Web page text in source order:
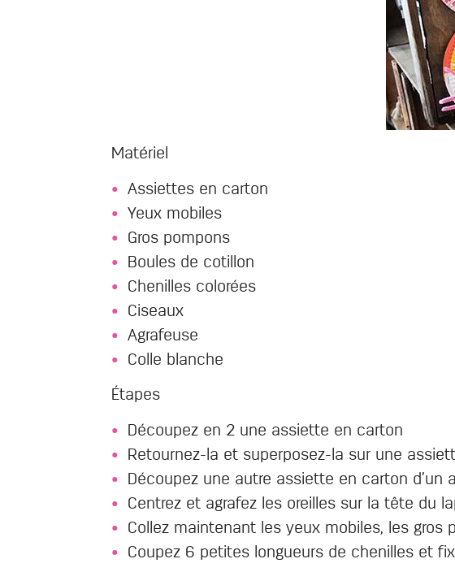
Matériel
Assiettes en carton
Yeux mobiles
Gros pompons
Boules de cotillon
Chenilles colorées
Ciseaux
Agrafeuse
Colle blanche
Étapes
Découpez en 2 une assiette en carton
Retournez-la et superposez-la sur une
Découpez une autre assiette en carton
Centrez et agrafez les oreilles sur la tête du
Collez maintenant les yeux mobiles, les gros
Coupez 6 petites longueurs de chenilles et